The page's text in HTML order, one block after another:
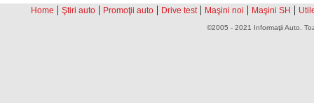
Home | Ştiri auto | Promoţii auto | Drive test | Maşini noi | Maşini SH |
©2005 - 2021 Informaţii Auto.